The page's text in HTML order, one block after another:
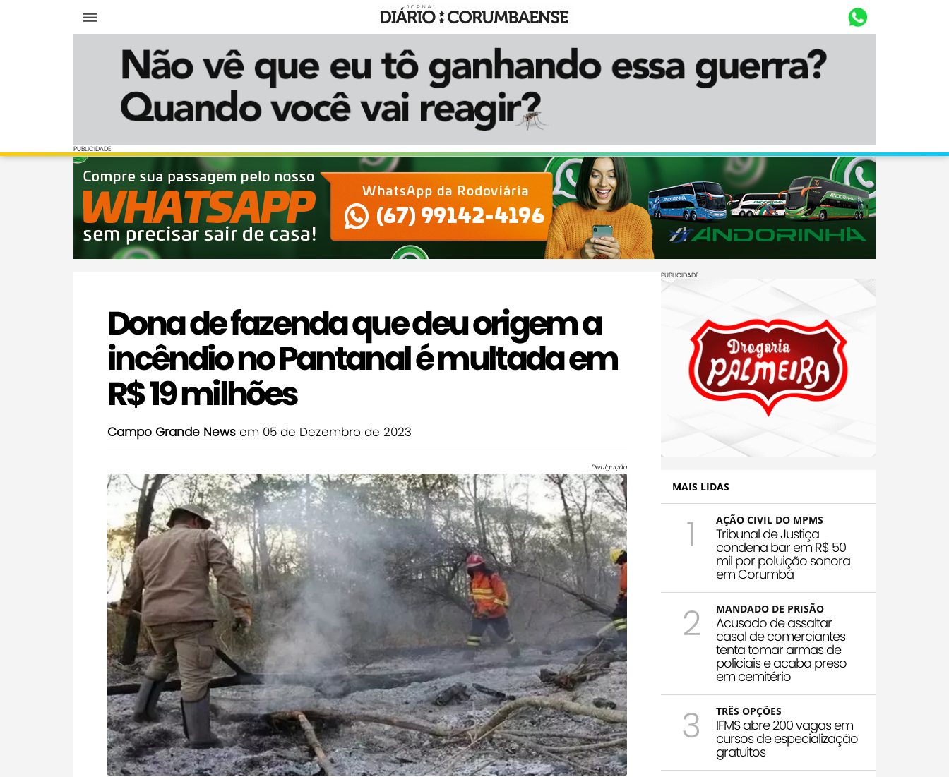
Diário Corumbaense
PUBLICIDADE
PUBLICIDADE
Dona de fazenda que deu origem a
incêndio no Pantanal é multada em
R$ 19 milhões
Campo Grande News em 05 de Dezembro de 2023
Divulgação
PUBLICIDADE
MAIS LIDAS
1 AÇÃO CIVIL DO MPMS
Tribunal de Justiça
condena bar em R$ 50
mil por poluição sonora
em Corumbá
2 MANDADO DE PRISÃO
Acusado de assaltar
casal de comerciantes
tenta tomar armas de
policiais e acaba preso
em cemitério
3 TRÊS OPÇÕES
IFMS abre 200 vagas em
cursos de especialização
gratuitos